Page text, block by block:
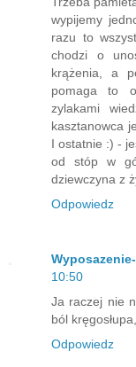
wypijemy
razu to
chodzi o
krążenia, a
pomaga to
zylakami
kasztanowca
I ostatnie :) -
od stóp w
dziewczyna z
Odpowiedz
10:50
Ja raczej nie
ból
Odpowiedz